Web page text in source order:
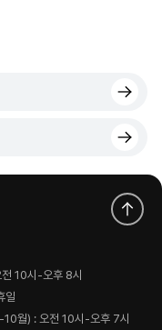
10시-오후 8시
일
월) : 오전 10시-오후 7시